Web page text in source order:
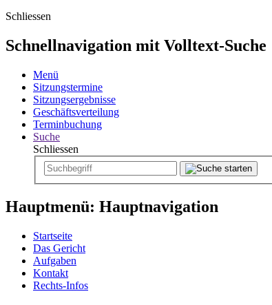
Schliessen
Schnellnavigation mit Volltext-Suche
Menü
Sitzungstermine
Sitzungsergebnisse
Geschäftsverteilung
Terminbuchung
Suche
Schliessen
Hauptmenü: Hauptnavigation
Startseite
Das Gericht
Aufgaben
Kontakt
Rechts-Infos